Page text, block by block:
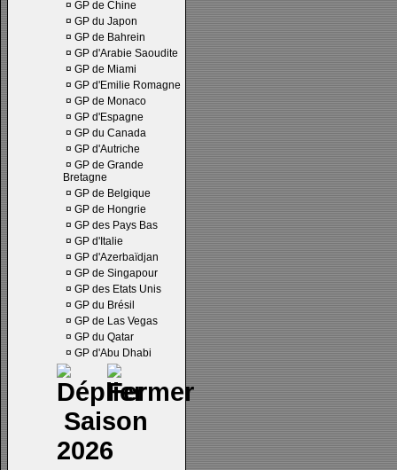
¤ GP de Chine
¤ GP du Japon
¤ GP de Bahrein
¤ GP d'Arabie Saoudite
¤ GP de Miami
¤ GP d'Emilie Romagne
¤ GP de Monaco
¤ GP d'Espagne
¤ GP du Canada
¤ GP d'Autriche
¤ GP de Grande
Bretagne
¤ GP de Belgique
¤ GP de Hongrie
¤ GP des Pays Bas
¤ GP d'Italie
¤ GP d'Azerbaïdjan
¤ GP de Singapour
¤ GP des Etats Unis
¤ GP du Brésil
¤ GP de Las Vegas
¤ GP du Qatar
¤ GP d'Abu Dhabi
Saison
2026